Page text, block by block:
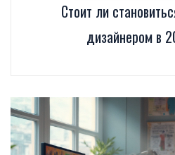
Стоит ли
дизайнером в